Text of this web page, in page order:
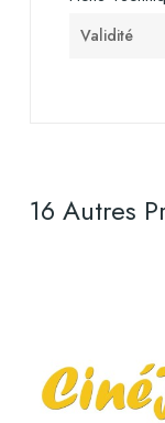
Validité
16 Autres